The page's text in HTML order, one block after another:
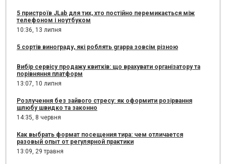
5 пристроїв JLab для тих, хто постійно перемикається між
телефоном і ноутбуком
10:36, 13 липня
5 сортів винограду, які роблять grappa зовсім різною
Вибір сервісу продажу квитків: що врахувати організатору та
порівняння платформ
13:07, 10 липня
Розлучення без зайвого стресу: як оформити розірвання
шлюбу швидко та законно
14:35, 8 червня
Как выбрать формат посещения тира: чем отличается
разовый опыт от регулярной практики
13:09, 29 травня